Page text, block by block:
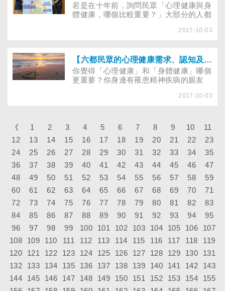
若是在十年前，詢問民眾「心理健康與身
體健康，哪個比較重要？」大部分的人都
根據董氏基金會發布2017年「六都民眾
得心理健康更重要，九成二覺得心理健康
和身體健康一樣重要，顯見民眾對憂鬱等
情緒問題愈來愈重視。
2017-10-03
【六都民眾的心理健康需求、認知及憂鬱情緒現況調查】了解、接納、求助，你我都能擁有Better Life！
你覺得「心理健康」和「身體健康」哪個
更重要？你身邊有罹患精神疾病的親友
件，都向誰求助？你知道臺灣心理健康資
2017-10-03
《 1 2 3 4 5 6 7 8 9 10
11
12
13 14 15 16 17 18 19 20 21 22
23
24
25 26 27 28 29 30 31 32 33 34
35
36
37 38 39 40 41 42 43 44 45 46
47
48
49 50 51 52 53 54 55 56 57 58
59
60
61 62 63 64 65 66 67 68 69 70
71
72
73 74 75 76 77 78 79 80 81 82
83
84
85 86 87 88 89 90 91 92 93 94
95
96
97 98 99 100 101 102 103 104 105 106
107
108
109 110 111 112 113 114 115 116 117 118
119
120
121 122 123 124 125 126 127 128 129 130
131
132
133 134 135 136 137 138 139 140 141 142
143
144
145 146 147 148 149 150 151 152 153 154
155